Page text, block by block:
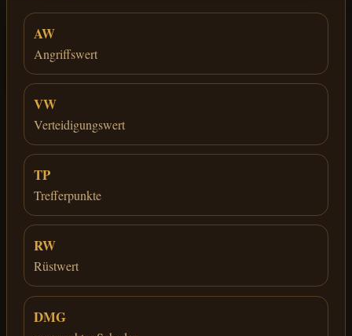
AW
Angriffswert
VW
Verteidigungswert
TP
Trefferpunkte
RW
Rüstwert
DMG